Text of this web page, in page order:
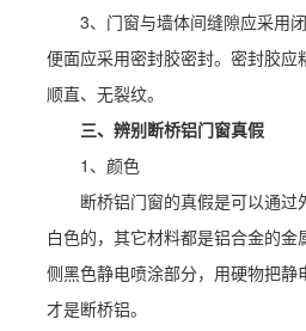
3、门窗与墙体间缝隙应采用
便面应采用密封胶密封。密封胶应
顺直、无裂纹。
三、辨别断桥铝门窗真假
1、颜色
断桥铝门窗的真假是可以通
白色的，其它材料都是铝合金的
侧黑色静电喷涂部分，用硬物把静
才是断桥铝。